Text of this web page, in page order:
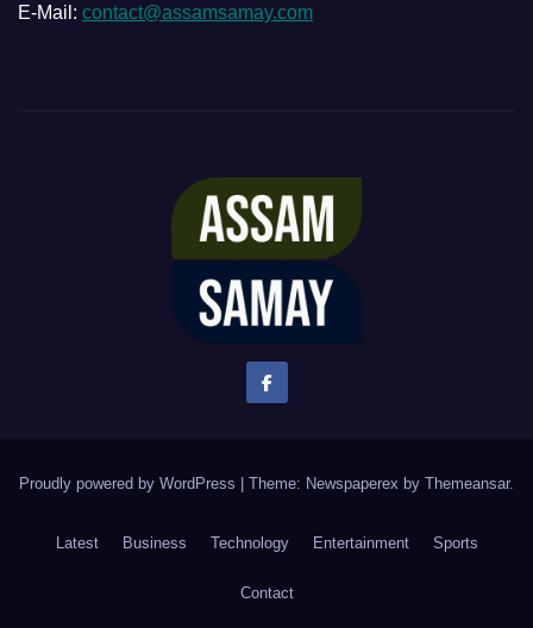
E-Mail: contact@assamsamay.com
Proudly powered by WordPress Theme: Newspaperex by Themeansar.
Latest Business Technology Entertainment Sports
Contact